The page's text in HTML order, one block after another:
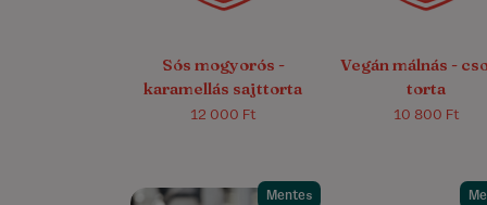
Sós mogyorós -
karamellás sajttorta
12 000 Ft
Vegán málnás -
torta
10 800 Ft
Mentes